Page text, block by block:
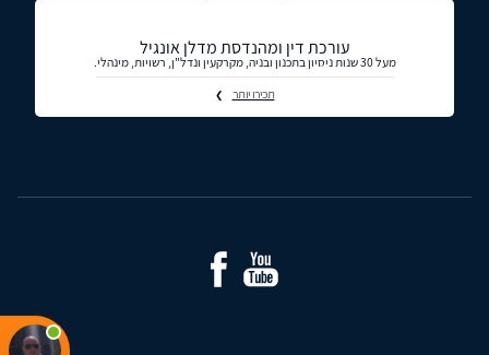
עורכת דין ומהנדסת מדלן אונגיל
מעל 30 שנות ניסיון בתכנון ובניה, מקרקעין ונדל"ן, רשויות, מינהלי.
תכירו יותר